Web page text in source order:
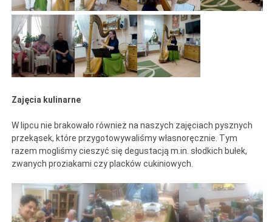
Zajęcia kulinarne
W lipcu nie brakowało również na naszych zajęciach pysznych
przekąsek, które przygotowywaliśmy własnoręcznie. Tym
razem mogliśmy cieszyć się degustacją m.in. słodkich bułek,
zwanych proziakami czy placków cukiniowych.